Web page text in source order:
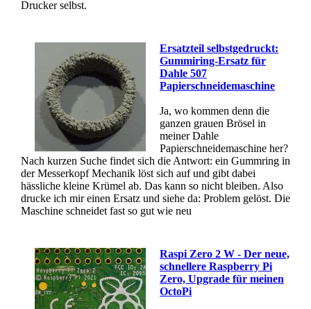
Drucker selbst.
Ersatzteil selbstgedruckt:
Gummiring-Ersatz für
Dahle 507
Papierschneidemaschine
Ja, wo kommen denn die
ganzen grauen Brösel in
meiner Dahle
Papierschneidemaschine her?
Nach kurzen Suche findet sich die Antwort: ein Gummring in
der Messerkopf Mechanik löst sich auf und gibt dabei
hässliche kleine Krümel ab. Das kann so nicht bleiben. Also
drucke ich mir einen Ersatz und siehe da: Problem gelöst. Die
Maschine schneidet fast so gut wie neu
Raspi Zero 2 W - Der neue,
schnellere Raspberry Pi
Zero, Upgrade für meinen
OctoPi